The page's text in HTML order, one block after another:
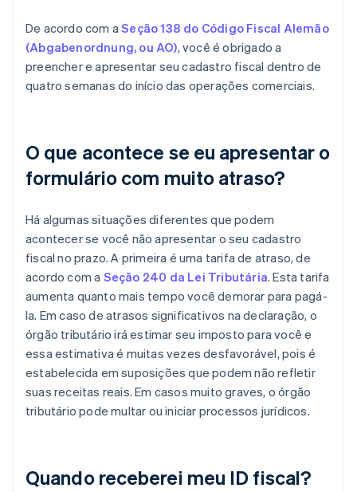
De acordo com aSeção 138 do Código Fiscal Alemão
(Abgabenordnung, ou AO), você é obrigado a
preencher e apresentar seu cadastro fiscal dentro de
quatro semanas do início das operações comerciais.
O que acontece se eu apresentar o
formulário com muito atraso?
Há algumas situações diferentes que podem
acontecer se você não apresentar o seu cadastro
fiscal no prazo. A primeira é uma tarifa de atraso, de
acordo com a Seção 240 da Lei Tributária. Esta tarifa
aumenta quanto mais tempo você demorar para pagá-
la. Em caso de atrasos significativos na declaração, o
órgão tributário irá estimar seu imposto para você e
essa estimativa é muitas vezes desfavorável, pois é
estabelecida em suposições que podem não refletir
suas receitas reais. Em casos muito graves, o órgão
tributário pode multar ou iniciar processos jurídicos.
Quando receberei meu ID fiscal?